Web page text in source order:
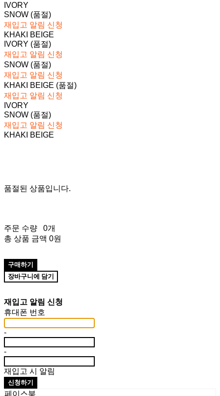
IVORY
SNOW (품절)
재입고 알림 신청
KHAKI BEIGE
IVORY (품절)
재입고 알림 신청
SNOW (품절)
재입고 알림 신청
KHAKI BEIGE (품절)
재입고 알림 신청
IVORY
SNOW (품절)
재입고 알림 신청
KHAKI BEIGE
품절된 상품입니다.
주문 수량
0개
총 상품 금액 0원
구매하기
장바구니에 담기
재입고 알림 신청
휴대폰 번호
-
-
재입고 시 알림
신청하기
페이스북